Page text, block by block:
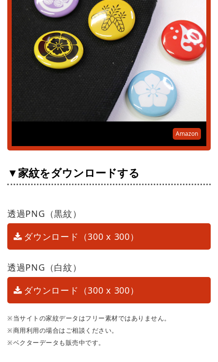
Amazon
▼家紋をダウンロードする
透過PNG（黒紋）
ダウンロード（300 x 300）
透過PNG（白紋）
ダウンロード（300 x 300）
※当サイトの家紋データはフリー素材ではありません。
※商用利用の場合はご相談ください。
※ベクターデータも販売中です。